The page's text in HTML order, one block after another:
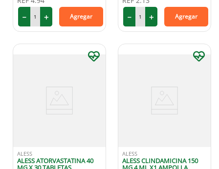
＋
－ Agregar
＋
－ Agregar
ALESS
ALESS ATORVASTATINA 40
ALESS
ALESS CLINDAMICINA 150